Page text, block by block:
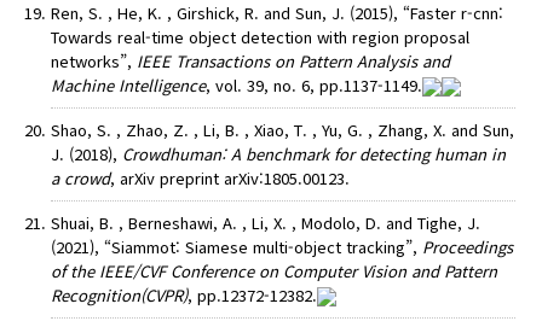
Ren, S. , He, K. , Girshick, R. and Sun, J. (2015), “Faster r-cnn:
Towards real-time object detection with region proposal
networks”, IEEE Transactions on Pattern Analysis and
Machine Intelligence, vol. 39, no. 6, pp.1137-1149.
Shao, S. , Zhao, Z. , Li, B. , Xiao, T. , Yu, G. , Zhang, X. and Sun,
J. (2018), Crowdhuman: A benchmark for detecting human in
a crowd, arXiv preprint arXiv:1805.00123.
Shuai, B. , Berneshawi, A. , Li, X. , Modolo, D. and Tighe, J.
(2021), “Siammot: Siamese multi-object tracking”, Proceedings
of the IEEE/CVF Conference on Computer Vision and Pattern
Recognition(CVPR), pp.12372-12382.